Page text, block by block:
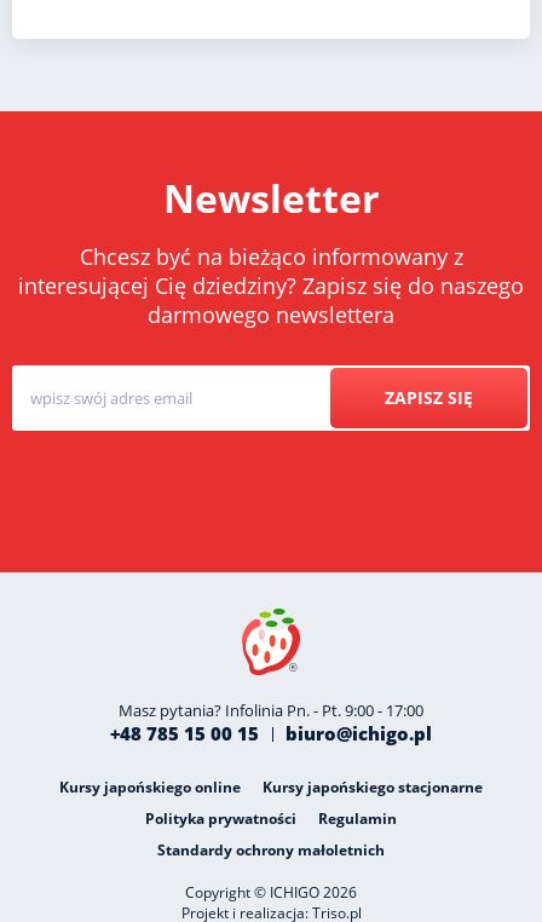
Newsletter
Chcesz być na bieżąco informowany z
interesującej Cię dziedziny? Zapisz się do naszego
darmowego newslettera
ZAPISZ SIĘ
Masz pytania? Infolinia Pn. - Pt. 9:00 - 17:00
+48 785 15 00 15 biuro@ichigo.pl
Kursy japońskiego online
Kursy japońskiego stacjonarne
Polityka prywatności
Regulamin
Standardy ochrony małoletnich
Copyright © ICHIGO 2026
Projekt i realizacja:Triso.pl